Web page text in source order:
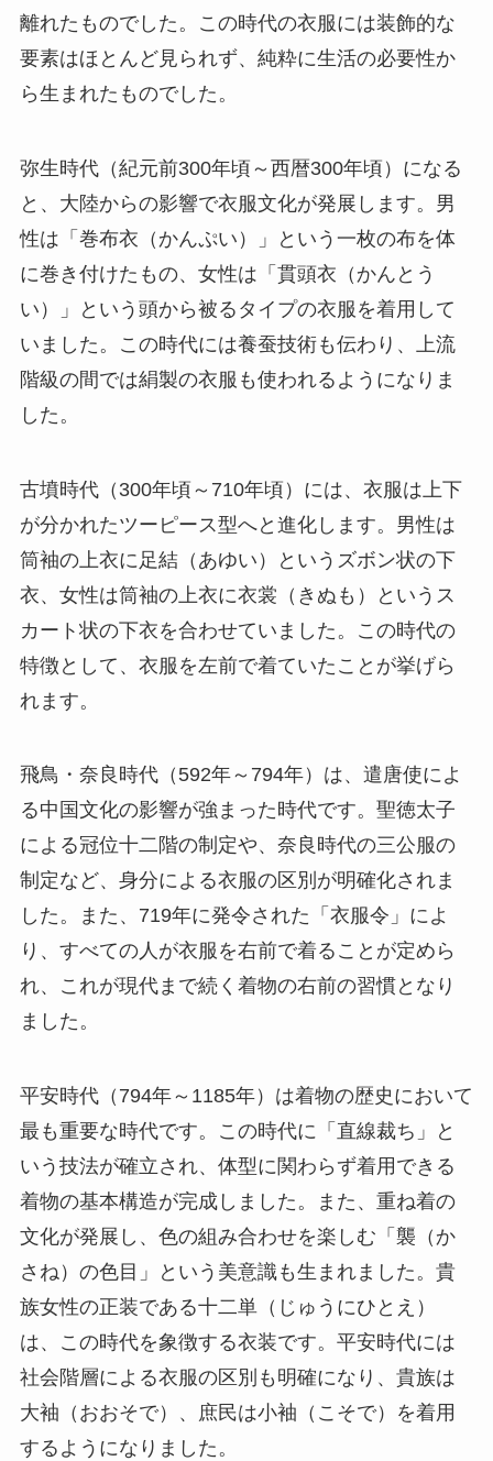
離れたものでした。この時代の衣服には装飾的な
要素はほとんど見られず、純粋に生活の必要性か
ら生まれたものでした。
弥生時代（紀元前300年頃～西暦300年頃）になる
と、大陸からの影響で衣服文化が発展します。男
性は「巻布衣（かんぷい）」という一枚の布を体
に巻き付けたもの、女性は「貫頭衣（かんとう
い）」という頭から被るタイプの衣服を着用して
いました。この時代には養蚕技術も伝わり、上流
階級の間では絹製の衣服も使われるようになりま
した。
古墳時代（300年頃～710年頃）には、衣服は上下
が分かれたツーピース型へと進化します。男性は
筒袖の上衣に足結（あゆい）というズボン状の下
衣、女性は筒袖の上衣に衣裳（きぬも）というス
カート状の下衣を合わせていました。この時代の
特徴として、衣服を左前で着ていたことが挙げら
れます。
飛鳥・奈良時代（592年～794年）は、遣唐使によ
る中国文化の影響が強まった時代です。聖徳太子
による冠位十二階の制定や、奈良時代の三公服の
制定など、身分による衣服の区別が明確化されま
した。また、719年に発令された「衣服令」によ
り、すべての人が衣服を右前で着ることが定めら
れ、これが現代まで続く着物の右前の習慣となり
ました。
平安時代（794年～1185年）は着物の歴史において
最も重要な時代です。この時代に「直線裁ち」と
いう技法が確立され、体型に関わらず着用できる
着物の基本構造が完成しました。また、重ね着の
文化が発展し、色の組み合わせを楽しむ「襲（か
さね）の色目」という美意識も生まれました。貴
族女性の正装である十二単（じゅうにひとえ）
は、この時代を象徴する衣装です。平安時代には
社会階層による衣服の区別も明確になり、貴族は
大袖（おおそで）、庶民は小袖（こそで）を着用
するようになりました。